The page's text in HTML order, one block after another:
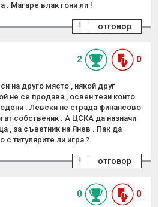
. Магаре влак гони ли !
отговор
!
2 0
на друго място , някой друг
не се продава , освен тези които
. Левски не страда финансово
собственик . А ЦСКА да назначи
, за съветник на Янев . Пак да
с титулярите ли игра ?
отговор
!
0 0